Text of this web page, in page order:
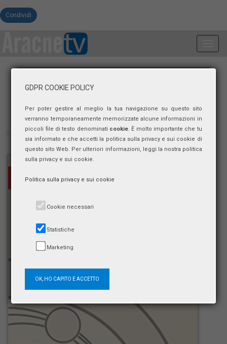
Condividi
GDPR COOKIE POLICY
Per poter gestire al meglio la tua navigazione su questo sito
verranno temporaneamente memorizzate alcune informazioni in
piccoli file di testo denominati cookie. È molto importante che tu
sia informato e che accetti la politica sulla privacy e sui cookie di
questo sito Web. Per ulteriori informazioni, leggi la nostra politica
sulla privacy e sui cookie.
Politica sulla privacy e sui cookie
Cookie necessari
Statistiche
Marketing
OK, HO CAPITO E ACCETTO